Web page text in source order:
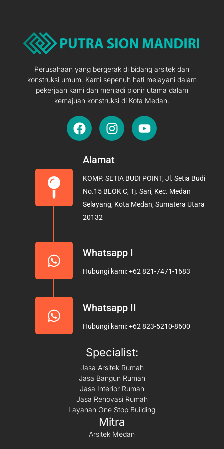
Perusahaan yang bergerak di bidang arsitek dan
konstruksi umum. Kami sepenuh hati melayani dalam
pekerjaan kami dan menjadi pionir utama dalam
kemajuan konstruksi di Kota Medan.
F
a
e
o
o
k
I
n
t
g
r
a
Y
o
b
e
Alamat
KOMP. SETIA BUDI POINT, Jl. Setia Budi
No.15 BLOK C, Tj. Sari, Kec. Medan
Selayang, Kota Medan, Sumatera Utara
20132
Whatsapp I
Hubungi kami: +62 821-7471-1683
Whatsapp II
Hubungi kami: +62 823-5210-8600
Specialist:
Jasa Arsitek Rumah
Jasa Bangun Rumah
Jasa Interior Rumah
Jasa Renovasi Rumah
Layanan One Stop Building
Mitra
Arsitek Medan